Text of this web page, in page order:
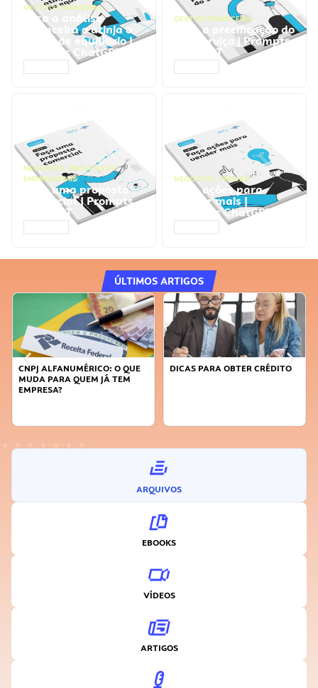
GESTÃO FINANCEIRA
Faça a análise
financeira e atinja o
ponto de equilíbrio |
Prompts ChatGPT
GESTÃO FINANCEIRA
Faça a precificação do
seu serviço | Prompts
ChatGPT
NEGÓCIOS, PROCESSOS
EMPRESARIAIS
Faça uma proposta
comercial | Prompts
ChatGPT
NEGÓCIOS, VENDAS
Faça ações para
vender mais |
Prompts ChatGPT
ÚLTIMOS ARTIGOS
CNPJ ALFANUMÉRICO: O QUE
MUDA PARA QUEM JÁ TEM
EMPRESA?
DICAS PARA OBTER CRÉDITO
ARQUIVOS
EBOOKS
VÍDEOS
ARTIGOS